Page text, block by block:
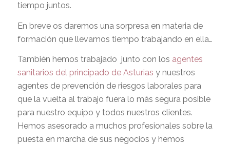
tiempo juntos.
En breve os daremos una sorpresa en materia de
formación que llevamos tiempo trabajando en ella…
También hemos trabajado junto con los agentes
sanitarios del principado de Asturias y nuestros
agentes de prevención de riesgos laborales para
que la vuelta al trabajo fuera lo más segura posible
para nuestro equipo y todos nuestros clientes.
Hemos asesorado a muchos profesionales sobre la
puesta en marcha de sus negocios y hemos